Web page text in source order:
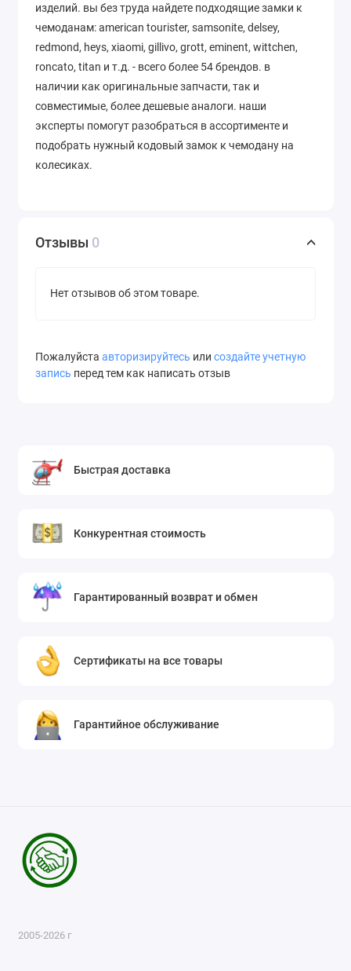
изделий. вы без труда найдете подходящие замки к
чемоданам: american tourister, samsonite, delsey,
redmond, heys, xiaomi, gillivo, grott, eminent, wittchen,
roncato, titan и т.д. - всего более 54 брендов. в
наличии как оригинальные запчасти, так и
совместимые, более дешевые аналоги. наши
эксперты помогут разобраться в ассортименте и
подобрать нужный кодовый замок к чемодану на
колесиках.
Отзывы 0
Нет отзывов об этом товаре.
Пожалуйста авторизируйтесь или создайте учетную
запись перед тем как написать отзыв
Быстрая доставка
Конкурентная стоимость
Гарантированный возврат и обмен
Сертификаты на все товары
Гарантийное обслуживание
2005-2026 г